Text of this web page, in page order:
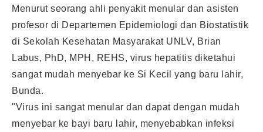
Menurut seorang ahli penyakit menular dan asisten
profesor di Departemen Epidemiologi dan Biostatistik
di Sekolah Kesehatan Masyarakat UNLV, Brian
Labus, PhD, MPH, REHS, virus hepatitis diketahui
sangat mudah menyebar ke Si Kecil yang baru lahir,
Bunda.
"Virus ini sangat menular dan dapat dengan mudah
menyebar ke bayi baru lahir, menyebabkan infeksi